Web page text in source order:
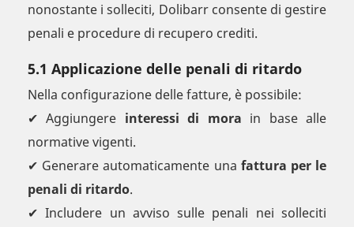
nonostante i solleciti, Dolibarr consente di gestire
penali e procedure di recupero crediti.
5.1 Applicazione delle penali di ritardo
Nella configurazione delle fatture, è possibile:
✔ Aggiungere interessi di mora in base alle
normative vigenti.
✔ Generare automaticamente una fattura per le
penali di ritardo.
✔ Includere un avviso sulle penali nei solleciti